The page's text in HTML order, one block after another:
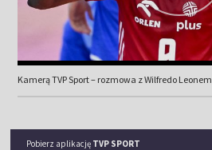
Kamerą TVP Sport – rozmowa z Wilfredo Leonem
Pobierz aplikację TVP SPORT